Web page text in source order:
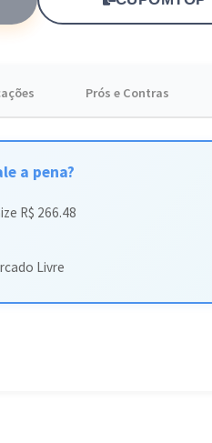
Prós e Contras
a pena?
R$ 266.48
Livre